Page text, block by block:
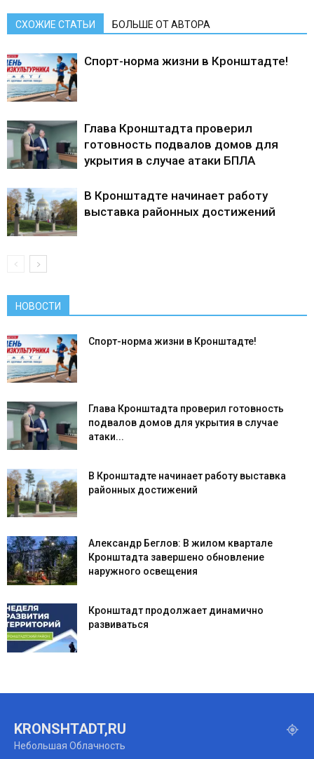
СХОЖИЕ СТАТЬИ БОЛЬШЕ ОТ АВТОРА
Спорт-норма жизни в Кронштадте!
Глава Кронштадта проверил
готовность подвалов домов для
укрытия в случае атаки БПЛА
В Кронштадте начинает работу
выставка районных достижений
НОВОСТИ
Спорт-норма жизни в Кронштадте!
Глава Кронштадта проверил готовность
подвалов домов для укрытия в случае
атаки...
В Кронштадте начинает работу выставка
районных достижений
Александр Беглов: В жилом квартале
Кронштадта завершено обновление
наружного освещения
Кронштадт продолжает динамично
развиваться
KRONSHTADT,RU
Небольшая Облачность